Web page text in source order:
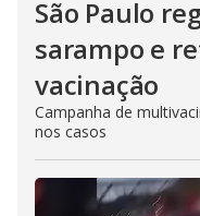
São Paulo
sarampo e
vacinação
Campanha de
nos casos